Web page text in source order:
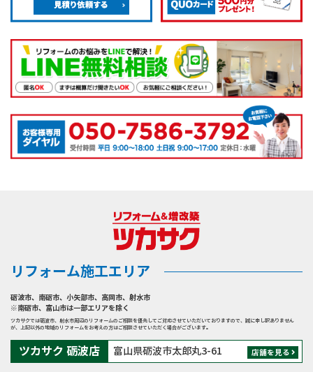
リフォーム施工エリア
砺波市、 南砺市、 小矢部市、 高岡市、 射水市
※南砺市、富山市は一部エリアを除く
ツカサクでは砺波市、射水市周辺のリフォームのご相談を優先してご対応させていただいておりますので、誠に申し訳ありません
が、上記以外の地域のリフォームをお考えの方はご相談させていただく場合がございます。
ツカサク 砺波店 富山県砺波市太郎丸3-61 店舗を見る